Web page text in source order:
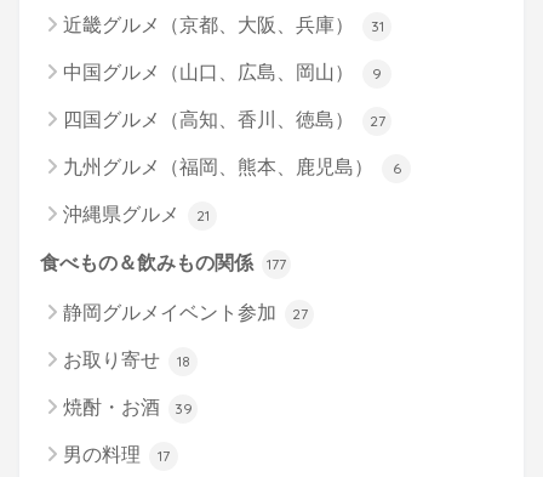
近畿グルメ（京都、大阪、兵庫） 31
中国グルメ（山口、広島、岡山） 9
四国グルメ（高知、香川、徳島） 27
九州グルメ（福岡、熊本、鹿児島） 6
沖縄県グルメ 21
食べもの＆飲みもの関係 177
静岡グルメイベント参加 27
お取り寄せ 18
焼酎・お酒 39
男の料理 17